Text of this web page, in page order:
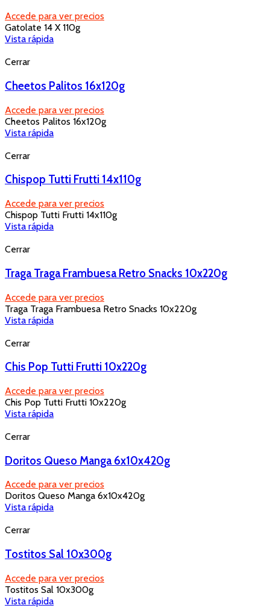
Accede para ver precios
Gatolate 14 X 110g
Vista rápida
Cerrar
Cheetos Palitos 16x120g
Accede para ver precios
Cheetos Palitos 16x120g
Vista rápida
Cerrar
Chispop Tutti Frutti 14x110g
Accede para ver precios
Chispop Tutti Frutti 14x110g
Vista rápida
Cerrar
Traga Traga Frambuesa Retro Snacks 10x220g
Accede para ver precios
Traga Traga Frambuesa Retro Snacks 10x220g
Vista rápida
Cerrar
Chis Pop Tutti Frutti 10x220g
Accede para ver precios
Chis Pop Tutti Frutti 10x220g
Vista rápida
Cerrar
Doritos Queso Manga 6x10x420g
Accede para ver precios
Doritos Queso Manga 6x10x420g
Vista rápida
Cerrar
Tostitos Sal 10x300g
Accede para ver precios
Tostitos Sal 10x300g
Vista rápida